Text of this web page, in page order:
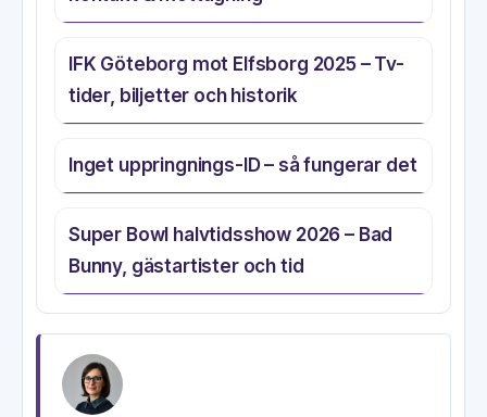
IFK Göteborg mot Elfsborg 2025 – Tv-
tider, biljetter och historik
Inget uppringnings-ID – så fungerar det
Super Bowl halvtidsshow 2026 – Bad
Bunny, gästartister och tid